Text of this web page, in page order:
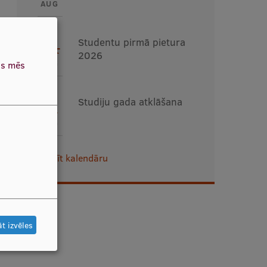
AUG
24
Studentu pirmā pietura
2026
31 Studiju gada atklāšana
Skatīt kalendāru
mēs
izvēles